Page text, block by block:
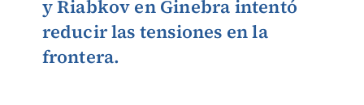
y Riabkov en Ginebra intentó
reducir las tensiones en la
frontera.